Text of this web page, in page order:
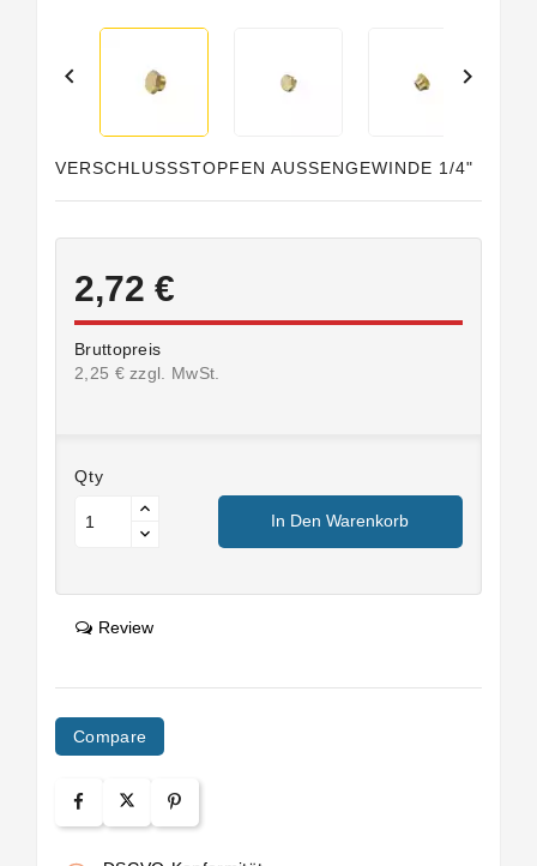
 
VERSCHLUSSSTOPFEN AUSSENGEWINDE 1/4"
2,72 €
Bruttopreis
2,25 € zzgl. MwSt.
Qty
In Den Warenkorb
Review
Compare